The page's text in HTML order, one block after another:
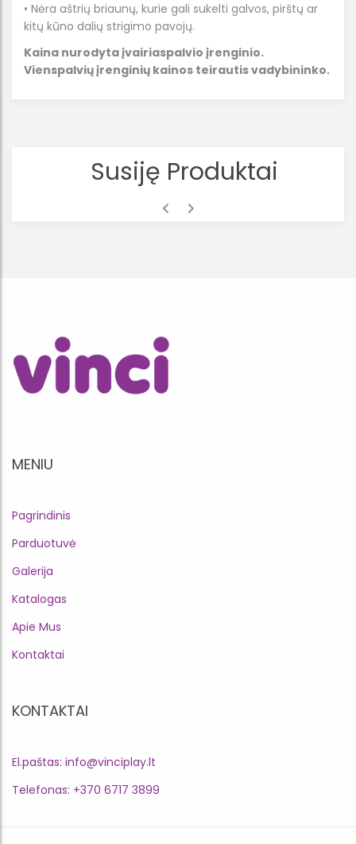
• Nėra aštrių briaunų, kurie gali sukelti galvos, pirštų ar
kitų kūno dalių strigimo pavojų.
Kaina nurodyta įvairiaspalvio įrenginio.
Vienspalvių įrenginių kainos teirautis vadybininko.
Susiję Produktai
MENIU
Pagrindinis
Parduotuvė
Galerija
Katalogas
Apie Mus
Kontaktai
KONTAKTAI
El.paštas: info@vinciplay.lt
Telefonas: +370 6717 3899